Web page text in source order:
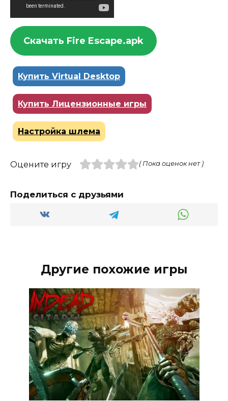
Скачать Fire Escape.apk
Купить Virtual Desktop
Купить Лицензионные игры
Настройка шлема
Оцените игру ( Пока оценок нет )
Поделиться с друзьями
Другие похожие игры